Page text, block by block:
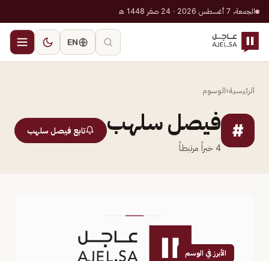
الجمعة، 7 أغسطس 2026 · 24 صفر 1448 هـ
EN
الرئيسية‹الوسوم
# فيصل سلهب
4 خبراً مرتبطاً
تابع فيصل سلهب
الأبرز في الوسم